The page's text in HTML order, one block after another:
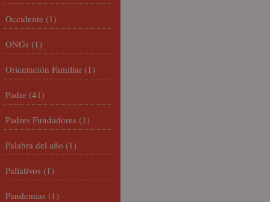
Occidente (1)
ONGs (1)
Orientación Familiar (1)
Padre (41)
Padres Fundadores (1)
Palabra del año (1)
Paliativos (1)
Pandemias (1)